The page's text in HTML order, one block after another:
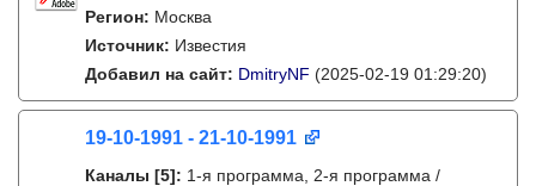
Регион: Москва
Источник: Известия
Добавил на сайт: DmitryNF (2025-02-19 01:29:20)
19-10-1991 - 21-10-1991
Каналы [5]: 1-я программа, 2-я программа /